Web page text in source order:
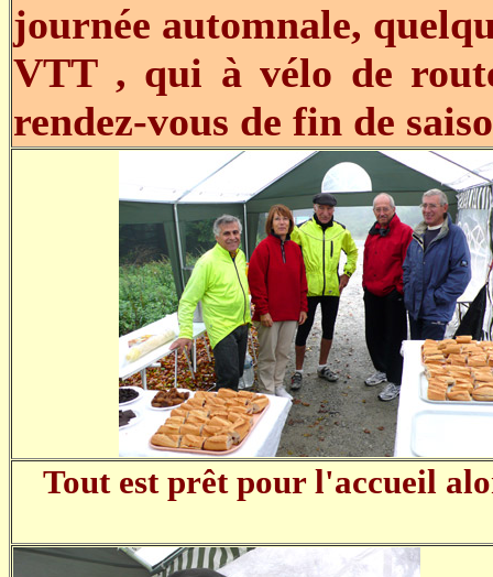
journée automnale,
VTT , qui à vélo de
rendez-vous de fin de
Tout est prêt pour l'accueil